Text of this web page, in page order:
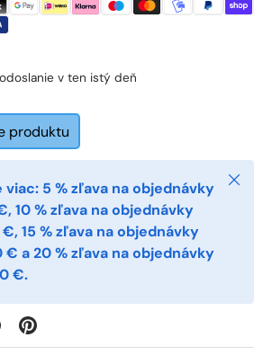
v ten istý deň
produktu
5 % zľava na objednávky
10 % zľava na objednávky
€, 15 % zľava na objednávky
€ a 20 % zľava na objednávky
€.